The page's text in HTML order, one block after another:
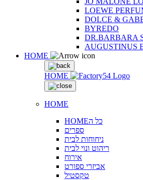
LOEWE
DOLCE &
BYREDO
DR.BARBARA
AUGUSTINUS
HOME
HOME
HOME
HOMEכל ה
ספרים
ניחוחות לבית
ריהוט ונוי לבית
אירוח
אביזרי ספורט
טקסטיל